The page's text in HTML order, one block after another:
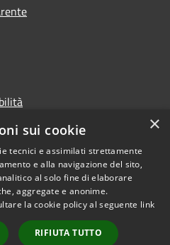
Copyright © 2026 • Comune di
Valderice • Powered by
Municipium•
Accesso
×
sui cookie
tecnici e assimilati strettamente
e alla navigazione del sito,
al solo fine di elaborare
aggregate e anonime.
la cookie policy al seguente link
RIFIUTA TUTTO